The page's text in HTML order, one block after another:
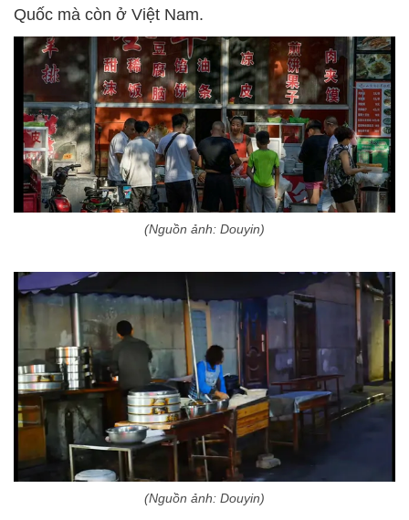
Quốc mà còn ở Việt Nam.
(Nguồn ảnh: Douyin)
(Nguồn ảnh: Douyin)